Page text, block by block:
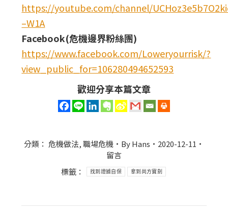
https://youtube.com/channel/
–W1A
Facebook(危機邊界粉絲團)
https://www.facebook.com/Loweryourrisk/?
view_public_for=106280494652593
歡迎分享本篇文章
分類： 危機做法,職場危機 ByHans
2020-12-11
留言
標籤：
找到證據自保 拿到尚方寶劍